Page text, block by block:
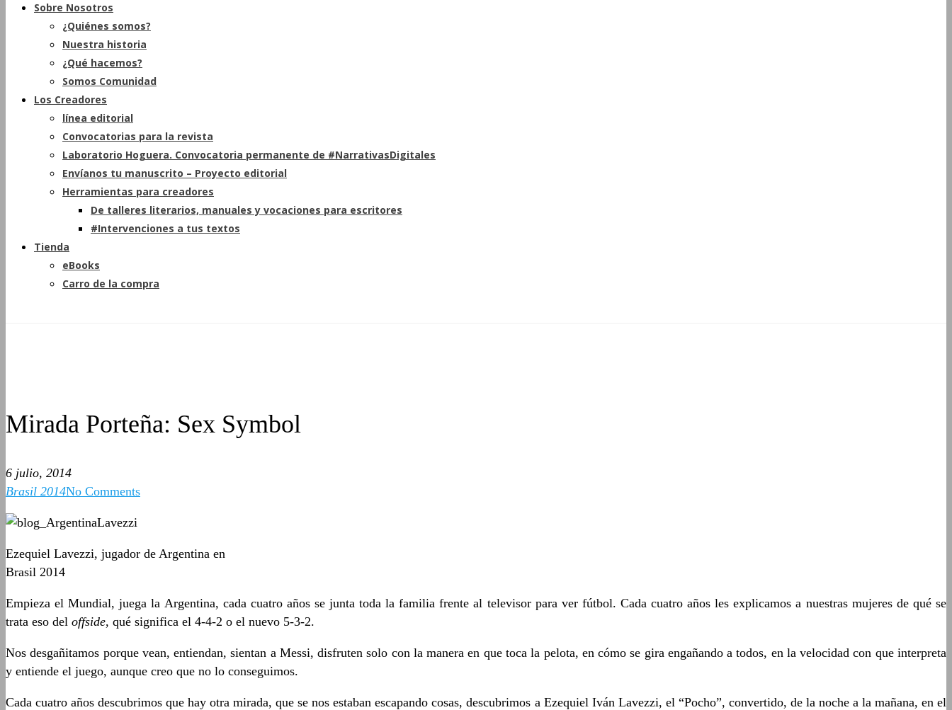
Sobre Nosotros
¿Quiénes somos?
Nuestra historia
¿Qué hacemos?
Somos Comunidad
Los Creadores
línea editorial
Convocatorias para la revista
Laboratorio Hoguera. Convocatoria permanente de #NarrativasDigitales
Envíanos tu manuscrito – Proyecto editorial
Herramientas para creadores
De talleres literarios, manuales y vocaciones para escritores
#Intervenciones a tus textos
Tienda
eBooks
Carro de la compra
Mirada Porteña: Sex Symbol
6 julio, 2014
Brasil 2014No Comments
Ezequiel Lavezzi, jugador de Argentina en
Brasil 2014
Empieza el Mundial, juega la Argentina, cada cuatro años se junta toda la familia frente al televisor para ver fútbol. Cada cuatro años les explicamos a nuestras mujeres de qué se
trata eso del offside, qué significa el 4-4-2 o el nuevo 5-3-2.
Nos desgañitamos porque vean, entiendan, sientan a Messi, disfruten solo con la manera en que toca la pelota, en cómo se gira engañando a todos, en la velocidad con que interpreta
y entiende el juego, aunque creo que no lo conseguimos.
Cada cuatro años descubrimos que hay otra mirada, que se nos estaban escapando cosas, descubrimos a Ezequiel Iván Lavezzi, el “Pocho”, convertido, de la noche a la mañana, en el